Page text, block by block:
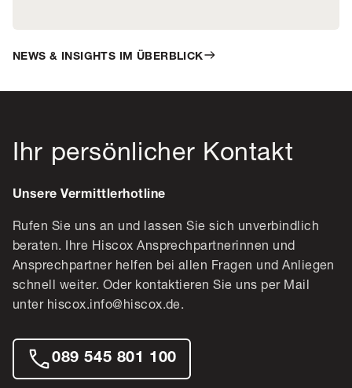
NEWS & INSIGHTS IM ÜBERBLICK
Ihr persönlicher Kontakt
Unsere Vermittlerhotline
Rufen Sie uns an und lassen Sie sich unverbindlich
beraten. Ihre Hiscox Ansprechpartnerinnen und
Ansprechpartner helfen bei allen Fragen und Anliegen
schnell weiter. Oder kontaktieren Sie uns per Mail
unter hiscox.info@hiscox.de.
089 545 801 100